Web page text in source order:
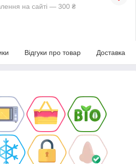
на сайті — 300 ₴
Відгуки про товар Доставка